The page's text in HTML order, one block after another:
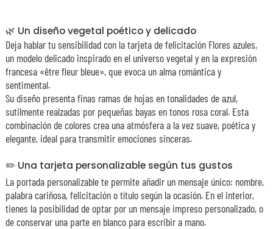
🌿 Un diseño vegetal poético y delicado
Deja hablar tu sensibilidad con la tarjeta de felicitación Flores azules,
un modelo delicado inspirado en el universo vegetal y en la expresión
francesa «être fleur bleue», que evoca un alma romántica y
sentimental.
Su diseño presenta finas ramas de hojas en tonalidades de azul,
sutilmente realzadas por pequeñas bayas en tonos rosa coral. Esta
combinación de colores crea una atmósfera a la vez suave, poética y
elegante, ideal para transmitir emociones sinceras.
✏️ Una tarjeta personalizable según tus gustos
La portada personalizable te permite añadir un mensaje único: nombre,
palabra cariñosa, felicitación o título según la ocasión. En el interior,
tienes la posibilidad de optar por un mensaje impreso personalizado, o
de conservar una parte en blanco para escribir a mano.